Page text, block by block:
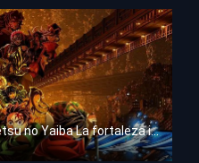
Guardianes de la noche: Kimetsu no Yaiba La fortaleza infinita